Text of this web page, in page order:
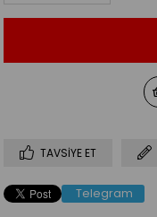
TAVSIYE ET
Telegram